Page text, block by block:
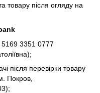
товару після огляду на
5169 3351 0777
після перевірки товару
Покров,